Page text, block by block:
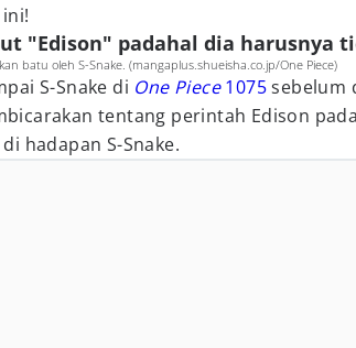
"Edison" padahal dia harusnya
batu oleh S-Snake. (mangaplus.shueisha.co.jp/One Piece)
S-Snake di One Piece1075sebelum
tentang perintah Edison
hadapan S-Snake.